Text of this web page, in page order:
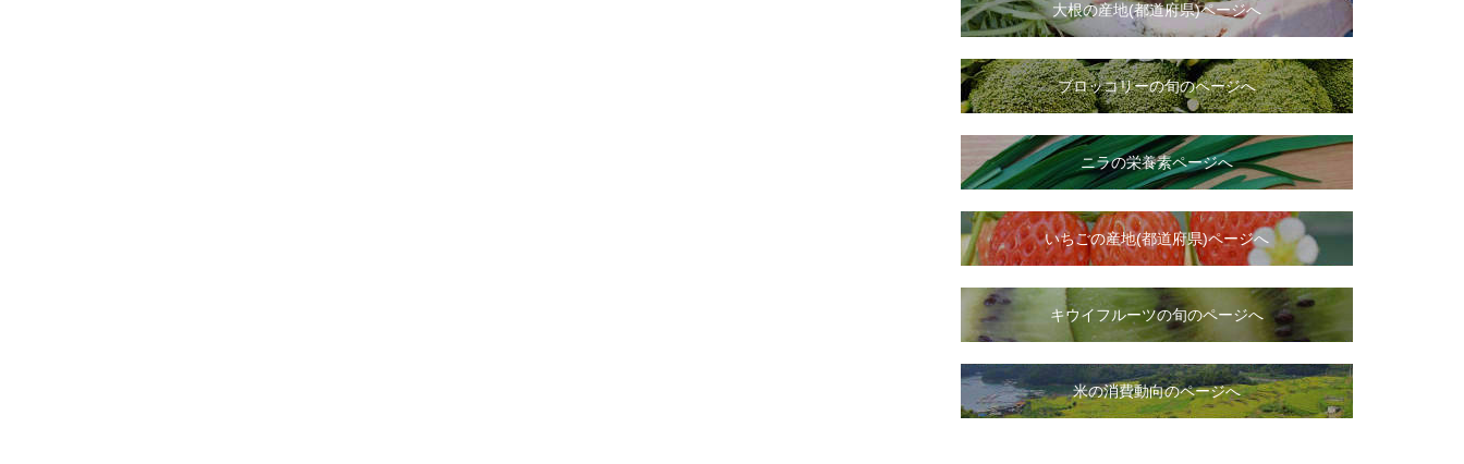
大根の産地(都道府県)ページへ
ブロッコリーの旬のページへ
ニラの栄養素ページへ
いちごの産地(都道府県)ページへ
キウイフルーツの旬のページへ
米の消費動向のページへ